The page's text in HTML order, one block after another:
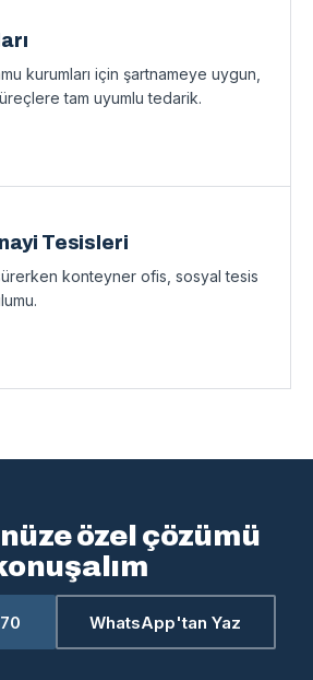
kurumları için şartnameye uygun,
tam uyumlu tedarik.
Tesisleri
konteyner ofis, sosyal tesis
özel çözümü
WhatsApp'tan Yaz